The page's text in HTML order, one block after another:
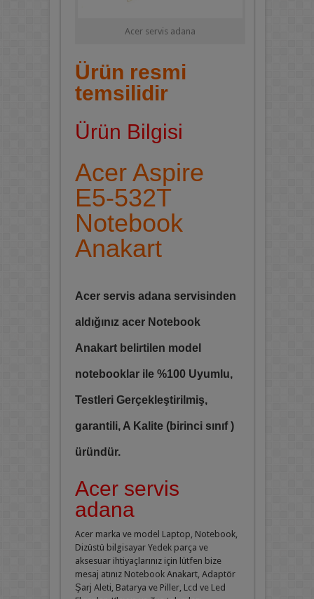
Acer servis adana
Ürün resmi
temsilidir
Ürün Bilgisi
Acer Aspire
E5-532T
Notebook
Anakart
Acer servis adana servisinden
aldığınız acer Notebook
Anakart belirtilen model
notebooklar ile %100 Uyumlu,
Testleri Gerçekleştirilmiş,
garantili, A Kalite (birinci sınıf )
üründür.
Acer servis
adana
Acer marka ve model Laptop, Notebook,
Dizüstü bilgisayar Yedek parça ve
aksesuar ihtiyaçlarınız için lütfen bize
mesaj atınız Notebook Anakart, Adaptör
Şarj Aleti, Batarya ve Piller, Lcd ve Led